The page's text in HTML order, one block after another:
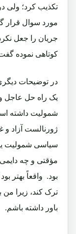
مورد سوال قرار
جریان را جعل
کوتاهی نموده
در توضیحات دیگری
یک راه حل عاجل
شمولیت داشته
ژورنالست آزاد
سیاسی شمولیت
مؤقتی و چه
بود. واقعاً بهتر
ترک کند، زیرا
باور داشته باشم.